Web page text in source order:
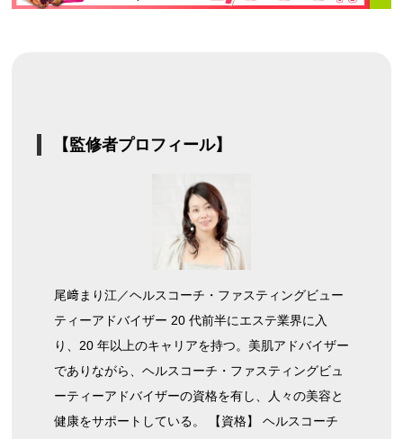
【監修者プロフィール】
尾﨑まり江／ヘルスコーチ・ファスティングビュー
ティーアドバイザー 20 代前半にエステ業界に入
り、20 年以上のキャリアを持つ。美肌アドバイザー
でありながら、ヘルスコーチ・ファスティングビュ
ーティーアドバイザーの資格を有し、人々の美容と
健康をサポートしている。 【資格】 ヘルスコーチ